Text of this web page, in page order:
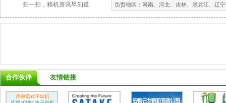
扫一扫，粮机资讯早知道
负责地区：河南、河北、吉林、黑龙江、辽宁
合作伙伴 友情链接